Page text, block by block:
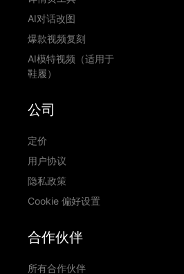
AI对话改图
爆款视频复刻
AI模特视频（适用于
鞋履）
公司
定价
用户协议
隐私政策
Cookie 偏好设置
合作伙伴
所有合作伙伴